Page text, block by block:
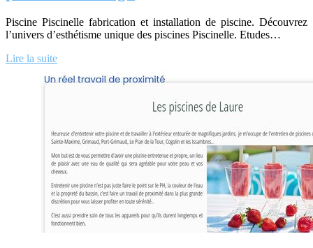
Piscine Piscinelle fabrication et installation de piscine. Découvrez
l’univers d’esthétisme unique des piscines Piscinelle. Etudes…
Lire la suite